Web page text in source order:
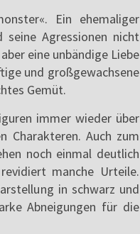
Ein ehemaliger
seine Agressionen nicht
eine unbändige Liebe
und großgewachsene
Gemüt.
immer wieder über
Charakteren. Auch zum
noch einmal deutlich
manche Urteile.
in schwarz und
Abneigungen für die